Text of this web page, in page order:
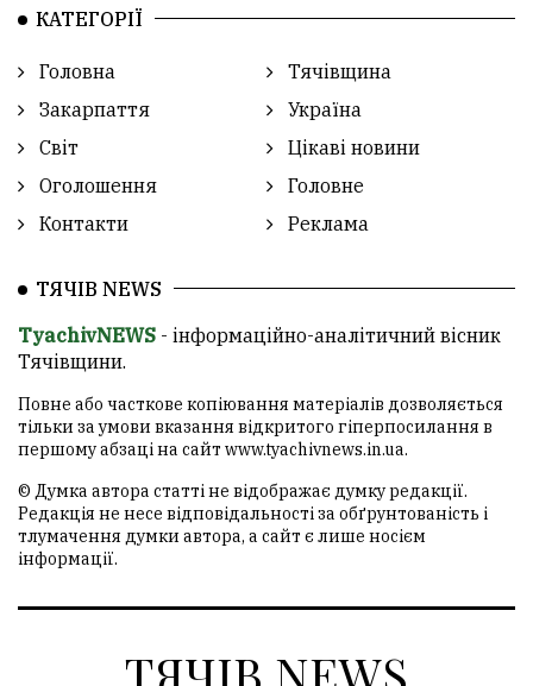
КАТЕГОРІЇ
Головна
Тячівщина
Закарпаття
Україна
Світ
Цікаві новини
Оголошення
Головне
Контакти
Реклама
ТЯЧІВ NEWS
TyachivNEWS - інформаційно-аналітичний вісник
Тячівщини.
Повне або часткове копіювання матеріалів дозволяється
тільки за умови вказання відкритого гіперпосилання в
першому абзаці на сайт www.tyachivnews.in.ua.
© Думка автора статті не відображає думку редакції.
Редакція не несе відповідальності за обґрунтованість і
тлумачення думки автора, а сайт є лише носієм
інформації.